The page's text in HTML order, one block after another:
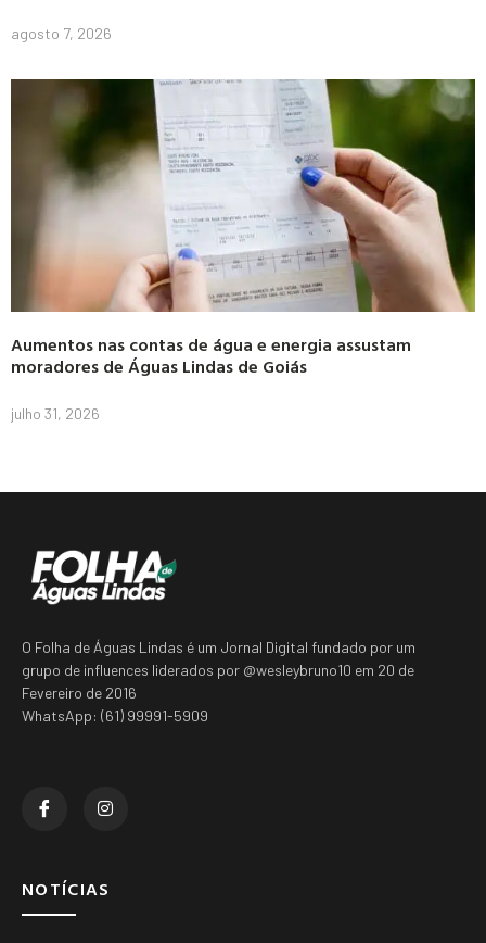
agosto 7, 2026
Aumentos nas contas de água e energia assustam
moradores de Águas Lindas de Goiás
julho 31, 2026
O Folha de Águas Lindas é um Jornal Digital fundado por um
grupo de influences liderados por @wesleybruno10 em 20 de
Fevereiro de 2016
WhatsApp: (61) 99991-5909
NOTÍCIAS